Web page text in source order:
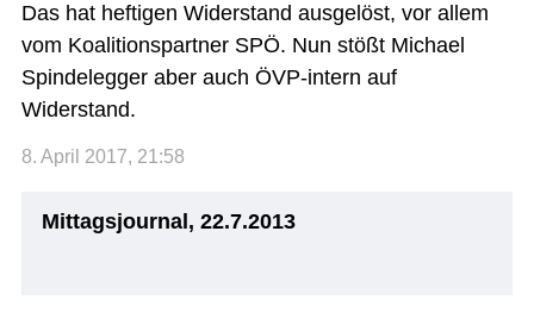
Das hat heftigen Widerstand ausgelöst, vor allem
vom Koalitionspartner SPÖ. Nun stößt Michael
Spindelegger aber auch ÖVP-intern auf
Widerstand.
8. April 2017, 21:58
Mittagsjournal, 22.7.2013